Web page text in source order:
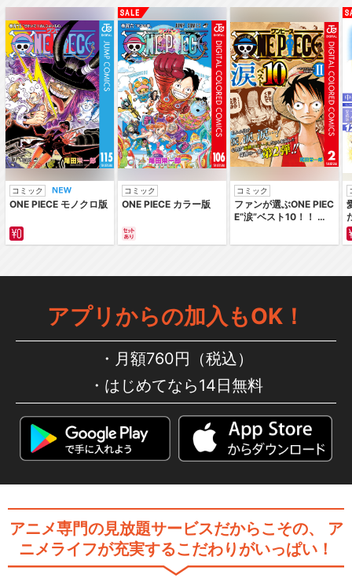
コミック
ONE PIECE モノクロ版
コミック
ONE PIECE カラー版
コミック
ファンが選ぶONE PIEC
E“涙”ベスト10！！ ～
編～ カラー版
アプリからの加入もOK！
月額760円（税込）
はじめてなら14日無料
アニメ専門の見放題サービスだからこその、
ア
ニメライフが充実するこだわりがいっぱい！